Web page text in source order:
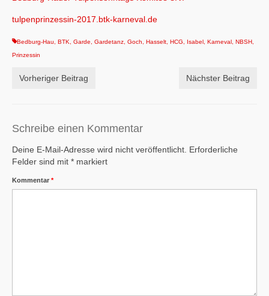
tulpenprinzessin-2017.btk-karneval.de
Bedburg-Hau BTK Garde Gardetanz Goch Hasselt HCG Isabel Karneval NBSH
Prinzessin
Vorheriger Beitrag Nächster Beitrag
Schreibe einen Kommentar
Deine E-Mail-Adresse wird nicht veröffentlicht. Erforderliche
Felder sind mit * markiert
Kommentar *